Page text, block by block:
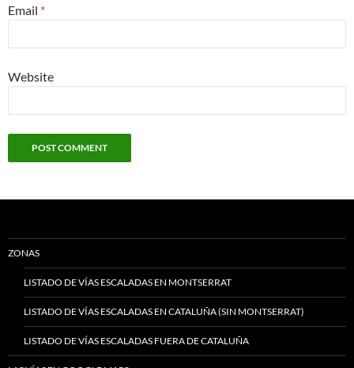
Email *
Website
ZONAS
LISTADO DE VÍAS ESCALADAS EN MONTSERRAT
LISTADO DE VÍAS ESCALADAS EN CATALUÑA (SIN MONTSERRAT)
LISTADO DE VÍAS ESCALADAS FUERA DE CATALUÑA